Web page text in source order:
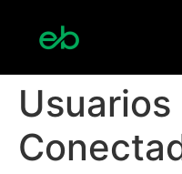
Usuarios